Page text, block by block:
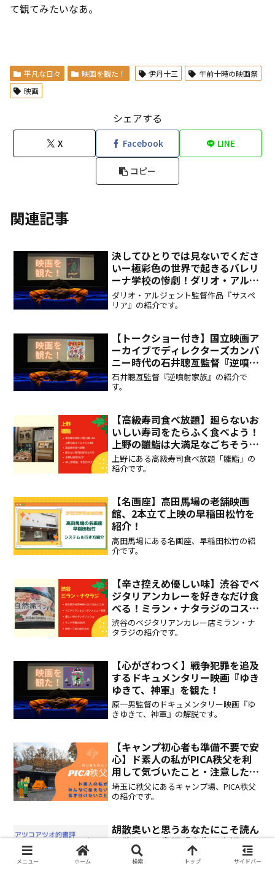
て観てみたいなあ。
平凡な日々 映画を観た！ 伊丹十三
午前十時の映画祭
映画
シェアする
X Facebook LINE
コピー
関連記事
決してひとりでは見ないでくださ
いー極彩色の世界で起きるバレリ
ーナ学校の惨劇！ダリオ・アルジ
ェント監督『サスペリア』を観
た！
ダリオ・アルジェント監督作品『サスペ
リア』の紹介です。
【トークショー付き】国立映画ア
ーカイブでディレクターズカンパ
ニー時代の石井聰亙監督『逆噴射
家族』を観た！
石井聰亙監督『逆噴射家族』の紹介で
す。
【高級寿司食べ放題】廻らないお
いしい寿司をたらふく食べよう！
上野の雛鮨は大満足なごちそうで
す！
上野にある高級寿司食べ放題「雛鮨」の
紹介です。
【名画座】高田馬場の老舗映画
館、2本立て上映の早稲田松竹を
紹介！
高田馬場にある名画座、早稲田松竹の紹
介です。
【辛さ控えめ優しい味】渋谷でベ
ジタリアンカレーを好きなだけ食
べる！ミラン・ナタラジのコスパ
良ランチブッフェはいかが？
渋谷のベジタリアンカレー店ミラン・ナ
タラジの紹介です。
【心がざわつく】戦争犯罪を追及
するドキュメンタリー映画『ゆき
ゆきて、神軍』を観た！
原一男監督のドキュメンタリー映画『ゆ
きゆきて、神軍』の解説です。
【キャンプ初心者も準備不要で安
心】ド素人の私がPICA秩父を利
用して気づいたこと・注意したい
ことをお伝えします！
埼玉に秩父にあるキャンプ場、PICA秩父
の紹介です。
胡散臭いと思うあなたにこそ読ん
で欲しい！書評『人生で大切なこ
とはオカルトとプロレスが教えて
くれた』大槻ケンヂ/山口敏太郎
メニュー ホーム 検索 トップ サイドバー